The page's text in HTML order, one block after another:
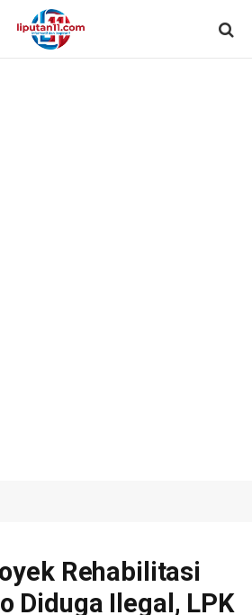
Rehabilitasi
Diduga Ilegal, LPK